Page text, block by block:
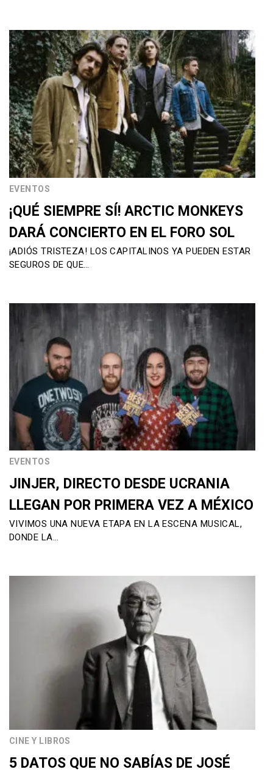
EVENTOS
¡QUÉ SIEMPRE SÍ! ARCTIC MONKEYS
DARÁ CONCIERTO EN EL FORO SOL
¡ADIÓS TRISTEZA! LOS CAPITALINOS YA PUEDEN ESTAR
SEGUROS DE QUE…
EVENTOS
JINJER, DIRECTO DESDE UCRANIA
LLEGAN POR PRIMERA VEZ A MÉXICO
VIVIMOS UNA NUEVA ETAPA EN LA ESCENA MUSICAL,
DONDE LA…
CINE Y LIBROS
5 DATOS QUE NO SABÍAS DE JOSÉ